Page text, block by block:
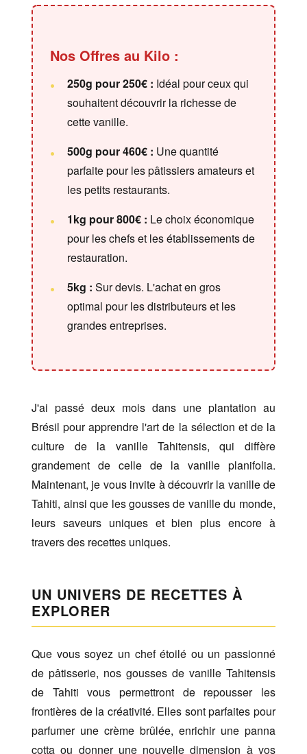
Nos Offres au Kilo :
250g pour 250€ : Idéal pour ceux qui
souhaitent découvrir la richesse de
cette vanille.
500g pour 460€ : Une quantité
parfaite pour les pâtissiers amateurs et
les petits restaurants.
1kg pour 800€ : Le choix économique
pour les chefs et les établissements de
restauration.
5kg : Sur devis. L'achat en gros
optimal pour les distributeurs et les
grandes entreprises.
J'ai passé deux mois dans une plantation au
Brésil pour apprendre l'art de la sélection et de la
culture de la vanille Tahitensis, qui diffère
grandement de celle de la vanille planifolia.
Maintenant, je vous invite à découvrir la vanille de
Tahiti, ainsi que les gousses de vanille du monde,
leurs saveurs uniques et bien plus encore à
travers des recettes uniques.
UN UNIVERS DE RECETTES À
EXPLORER
Que vous soyez un chef étoilé ou un passionné
de pâtisserie, nos gousses de vanille Tahitensis
de Tahiti vous permettront de repousser les
frontières de la créativité. Elles sont parfaites pour
parfumer une crème brûlée, enrichir une panna
cotta ou donner une nouvelle dimension à vos